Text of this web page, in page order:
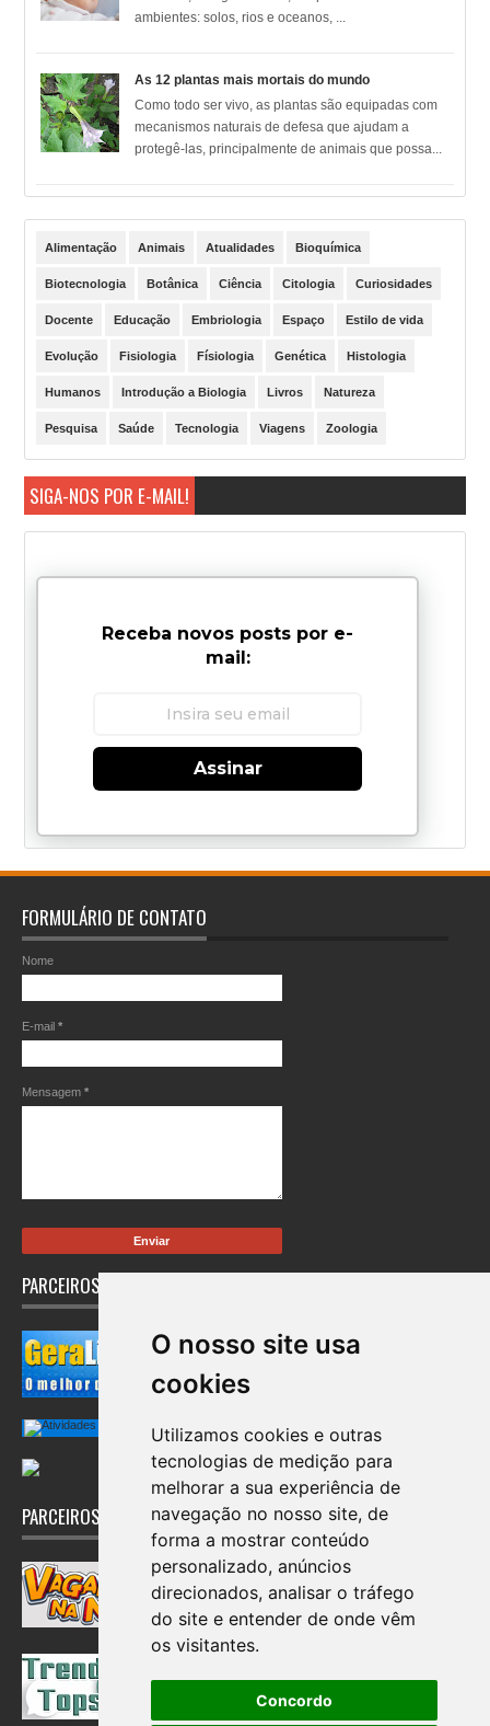
O nosso site usa
cookies
Utilizamos cookies e outras
tecnologias de medição para
melhorar a sua experiência de
navegação no nosso site, de
forma a mostrar conteúdo
personalizado, anúncios
direcionados, analisar o tráfego
do site e entender de onde vêm
os visitantes.
Concordo
ambientes: solos, rios e oceanos, ...
As 12 plantas mais mortais do mundo
Como todo ser vivo, as plantas são equipadas com
mecanismos naturais de defesa que ajudam a
protegê-las, principalmente de animais que possa...
Alimentação Animais Atualidades Bioquímica
Biotecnologia Botânica Ciência Citologia Curiosidades
Docente Educação Embriologia Espaço Estilo de vida
Evolução Fisiologia Físiologia Genética Histologia
Humanos Introdução a Biologia Livros Natureza
Pesquisa Saúde Tecnologia Viagens Zoologia
SIGA-NOS POR E-MAIL!
Receba novos posts por e-
mail:
Assinar
FORMULÁRIO DE CONTATO
Nome
E-mail *
Mensagem *
PARCEIROS
PARCEIROS